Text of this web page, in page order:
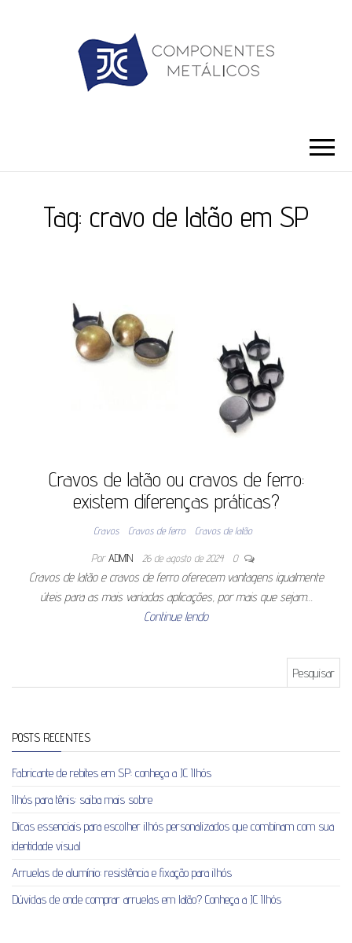
Tag: cravo de latão em SP
Cravos de latão ou cravos de ferro:
existem diferenças práticas?
Cravos Cravos de ferro Cravos de latão
Por ADMIN 26 de agosto de 2024 0
Cravos de latão e cravos de ferro oferecem vantagens igualmente
úteis para as mais variadas aplicações, por mais que sejam…
Continue lendo
POSTS RECENTES
Fabricante de rebites em SP: conheça a JC Ilhós
Ilhós para tênis: saiba mais sobre
Dicas essenciais para escolher ilhós personalizados que combinam com sua
identidade visual
Arruelas de alumínio: resistência e fixação para ilhós
Dúvidas de onde comprar arruelas em latão? Conheça a JC Ilhós